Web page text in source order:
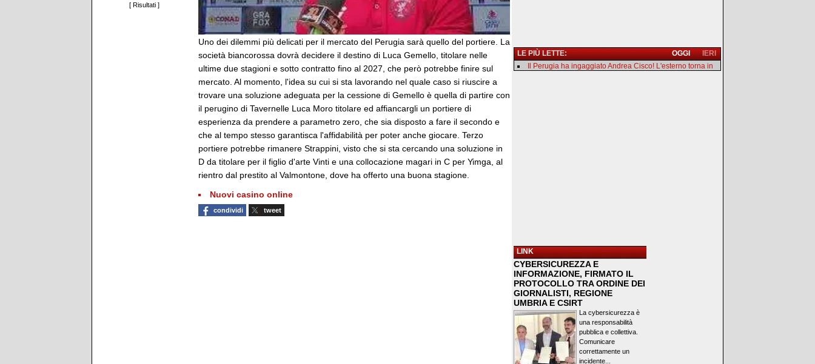
[ Risultati ]
Uno dei dilemmi più delicati per il mercato del Perugia sarà quello del portiere. La
società biancorossa dovrà decidere il destino di Luca Gemello, titolare nelle
ultime due stagioni e sotto contratto fino al 2027, che però potrebbe finire sul
mercato. Al momento, l'idea su cui si sta lavorando nel quale caso si riuscire a
trovare una soluzione adeguata per la cessione di Gemello è quella di partire con
il perugino di Tavernelle Luca Moro titolare ed affiancargli un portiere di
esperienza da prendere a parametro zero, che sia disposto a fare il secondo e
che al tempo stesso garantisca l'affidabilità per poter anche giocare. Terzo
portiere potrebbe rimanere Strappini, visto che si sta cercando una soluzione in
D da titolare per il figlio d'arte Vinti e una collocazione magari in C per Yimga, al
rientro dal prestito al Valmontone, dove ha offerto una buona stagione.
Nuovi casino online
condividi tweet
LE PIÙ LETTE: IERI
OGGI
Il Perugia ha ingaggiato Andrea Cisco! L'esterno torna in
LINK
CYBERSICUREZZA E
INFORMAZIONE, FIRMATO IL
PROTOCOLLO TRA ORDINE DEI
GIORNALISTI, REGIONE
UMBRIA E CSIRT
La cybersicurezza è
una responsabilità
pubblica e collettiva.
Comunicare
correttamente un
incidente...